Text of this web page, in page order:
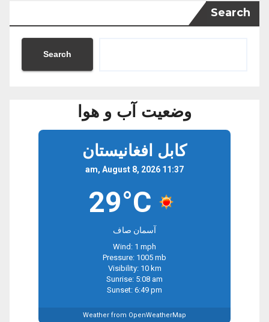
Search
Search
وضعیت آب و هوا
کابل افغانیستان
11:37 am, August 8, 2026
29°C
آسمان صاف
Wind: 1 mph
Pressure: 1005 mb
Visibility: 10 km
Sunrise: 5:08 am
Sunset: 6:49 pm
Weather from OpenWeatherMap